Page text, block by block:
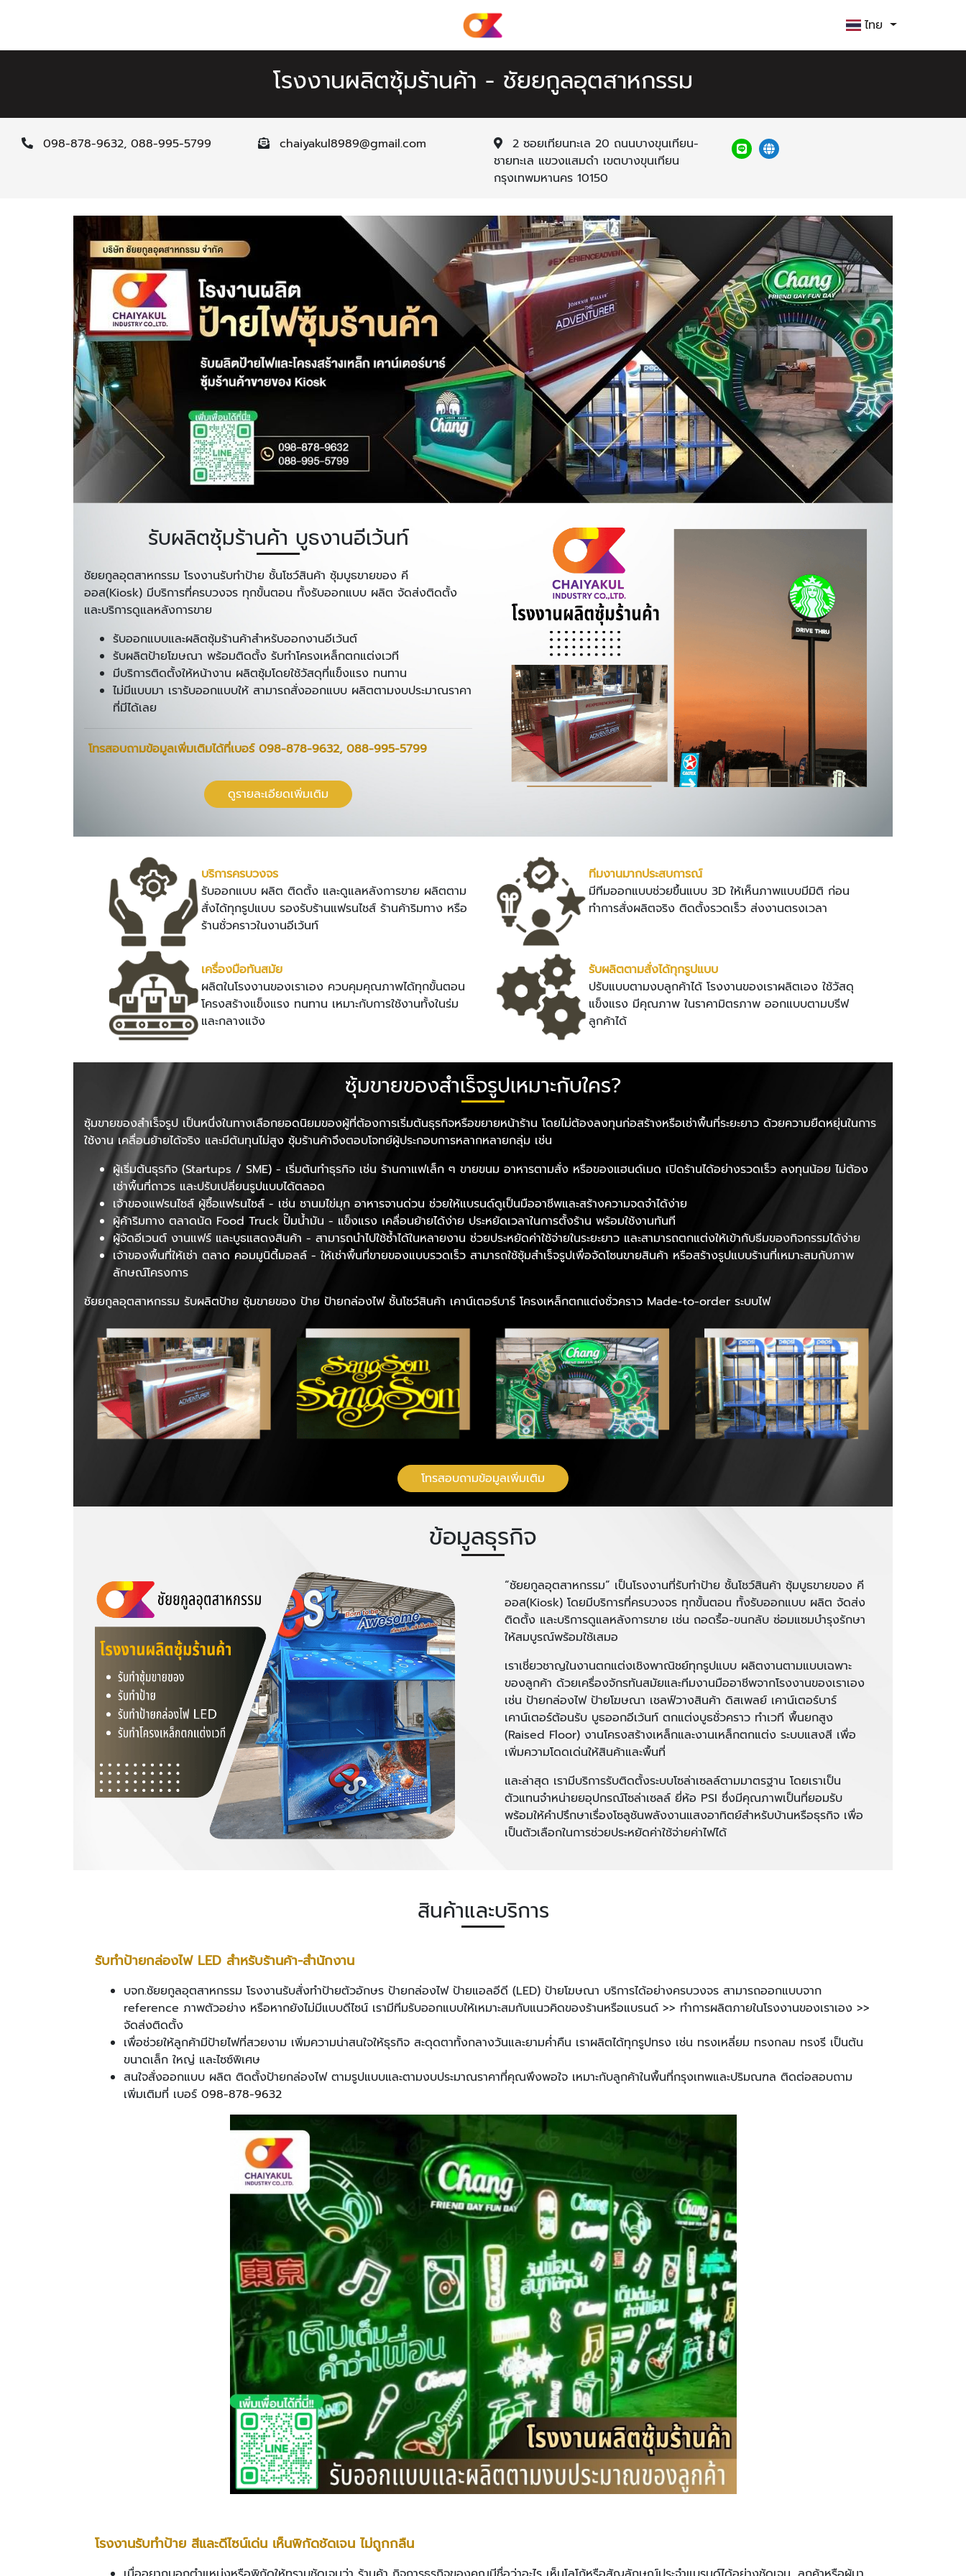
ไทย
โรงงานผลิตซุ้มร้านค้า - ชัยยกูลอุตสาหกรรม
098-878-9632, 088-995-5799 chaiyakul8989@gmail.com
2 ซอยเทียนทะเล 20 ถนนบางขุนเทียน-
ชายทะเล แขวงแสมดำ เขตบางขุนเทียน
กรุงเทพมหานคร 10150
รับผลิตซุ้มร้านค้า บูธงานอีเว้นท์
ชัยยกูลอุตสาหกรรม โรงงานรับทำป้าย ชั้นโชว์สินค้า ซุ้มบูธขายของ คี
ออส(Kiosk) มีบริการที่ครบวงจร ทุกขั้นตอน ทั้งรับออกแบบ ผลิต จัดส่งติดตั้ง
และบริการดูแลหลังการขาย
รับออกแบบและผลิตซุ้มร้านค้าสำหรับออกงานอีเว้นต์
รับผลิตป้ายโฆษณา พร้อมติดตั้ง รับทำโครงเหล็กตกแต่งเวที
มีบริการติดตั้งให้หน้างาน ผลิตซุ้มโดยใช้วัสดุที่แข็งแรง ทนทาน
ไม่มีแบบมา เรารับออกแบบให้ สามารถสั่งออกแบบ ผลิตตามงบประมาณราคา
ที่มีได้เลย
โทรสอบถามข้อมูลเพิ่มเติมได้ที่เบอร์ 098-878-9632, 088-995-5799
ดูรายละเอียดเพิ่มเติม
บริการครบวงจร
รับออกแบบ ผลิต ติดตั้ง และดูแลหลังการขาย ผลิตตาม
สั่งได้ทุกรูปแบบ รองรับร้านแฟรนไชส์ ร้านค้าริมทาง หรือ
ร้านชั่วคราวในงานอีเว้นท์
ทีมงานมากประสบการณ์
มีทีมออกแบบช่วยขึ้นแบบ 3D ให้เห็นภาพแบบมีมิติ ก่อน
ทำการสั่งผลิตจริง ติดตั้งรวดเร็ว ส่งงานตรงเวลา
เครื่องมือทันสมัย
ผลิตในโรงงานของเราเอง ควบคุมคุณภาพได้ทุกขั้นตอน
โครงสร้างแข็งแรง ทนทาน เหมาะกับการใช้งานทั้งในร่ม
และกลางแจ้ง
รับผลิตตามสั่งได้ทุกรูปแบบ
ปรับแบบตามงบลูกค้าได้ โรงงานของเราผลิตเอง ใช้วัสดุ
แข็งแรง มีคุณภาพ ในราคามิตรภาพ ออกแบบตามบรีฟ
ลูกค้าได้
ซุ้มขายของสำเร็จรูปเหมาะกับใคร?
ซุ้มขายของสำเร็จรูป เป็นหนึ่งในทางเลือกยอดนิยมของผู้ที่ต้องการเริ่มต้นธุรกิจหรือขยายหน้าร้าน โดยไม่ต้องลงทุนก่อสร้างหรือเช่าพื้นที่ระยะยาว ด้วยความยืดหยุ่นในการ
ใช้งาน เคลื่อนย้ายได้จริง และมีต้นทุนไม่สูง ซุ้มร้านค้าจึงตอบโจทย์ผู้ประกอบการหลากหลายกลุ่ม เช่น
ผู้เริ่มต้นธุรกิจ (Startups / SME) - เริ่มต้นทำธุรกิจ เช่น ร้านกาแฟเล็ก ๆ ขายขนม อาหารตามสั่ง หรือของแฮนด์เมด เปิดร้านได้อย่างรวดเร็ว ลงทุนน้อย ไม่ต้อง
เช่าพื้นที่ถาวร และปรับเปลี่ยนรูปแบบได้ตลอด
เจ้าของแฟรนไชส์ ผู้ซื้อแฟรนไชส์ - เช่น ชานมไข่มุก อาหารจานด่วน ช่วยให้แบรนด์ดูเป็นมืออาชีพและสร้างความจดจำได้ง่าย
ผู้ค้าริมทาง ตลาดนัด Food Truck ปั๊มน้ำมัน - แข็งแรง เคลื่อนย้ายได้ง่าย ประหยัดเวลาในการตั้งร้าน พร้อมใช้งานทันที
ผู้จัดอีเวนต์ งานแฟร์ และบูธแสดงสินค้า - สามารถนำไปใช้ซ้ำได้ในหลายงาน ช่วยประหยัดค่าใช้จ่ายในระยะยาว และสามารถตกแต่งให้เข้ากับธีมของกิจกรรมได้ง่าย
เจ้าของพื้นที่ให้เช่า ตลาด คอมมูนิตี้มอลล์ - ให้เช่าพื้นที่ขายของแบบรวดเร็ว สามารถใช้ซุ้มสำเร็จรูปเพื่อจัดโซนขายสินค้า หรือสร้างรูปแบบร้านที่เหมาะสมกับภาพ
ลักษณ์โครงการ
ชัยยกูลอุตสาหกรรม รับผลิตป้าย ซุ้มขายของ ป้าย ป้ายกล่องไฟ ชั้นโชว์สินค้า เคาน์เตอร์บาร์ โครงเหล็กตกแต่งชั่วคราว Made-to-order ระบบไฟ
โทรสอบถามข้อมูลเพิ่มเติม
ข้อมูลธุรกิจ
“ชัยยกูลอุตสาหกรรม” เป็นโรงงานที่รับทำป้าย ชั้นโชว์สินค้า ซุ้มบูธขายของ คี
ออส(Kiosk) โดยมีบริการที่ครบวงจร ทุกขั้นตอน ทั้งรับออกแบบ ผลิต จัดส่ง
ติดตั้ง และบริการดูแลหลังการขาย เช่น ถอดรื้อ-ขนกลับ ซ่อมแซมบำรุงรักษา
ให้สมบูรณ์พร้อมใช้เสมอ
เราเชี่ยวชาญในงานตกแต่งเชิงพาณิชย์ทุกรูปแบบ ผลิตงานตามแบบเฉพาะ
ของลูกค้า ด้วยเครื่องจักรทันสมัยและทีมงานมืออาชีพจากโรงงานของเราเอง
เช่น ป้ายกล่องไฟ ป้ายโฆษณา เชลฟ์วางสินค้า ดิสเพลย์ เคาน์เตอร์บาร์
เคาน์เตอร์ต้อนรับ บูธออกอีเว้นท์ ตกแต่งบูธชั่วคราว ทำเวที พื้นยกสูง
(Raised Floor) งานโครงสร้างเหล็กและงานเหล็กตกแต่ง ระบบแสงสี เพื่อ
เพิ่มความโดดเด่นให้สินค้าและพื้นที่
และล่าสุด เรามีบริการรับติดตั้งระบบโซล่าเซลล์ตามมาตรฐาน โดยเราเป็น
ตัวแทนจำหน่ายยอุปกรณ์โซล่าเซลล์ ยี่ห้อ PSI ซึ่งมีคุณภาพเป็นที่ยอมรับ
พร้อมให้คำปรึกษาเรื่องโซลูชันพลังงานแสงอาทิตย์สำหรับบ้านหรือธุรกิจ เพื่อ
เป็นตัวเลือกในการช่วยประหยัดค่าใช้จ่ายค่าไฟได้
สินค้าและบริการ
รับทำป้ายกล่องไฟ LED สำหรับร้านค้า-สำนักงาน
บจก.ชัยยกูลอุตสาหกรรม โรงงานรับสั่งทำป้ายตัวอักษร ป้ายกล่องไฟ ป้ายแอลอีดี (LED) ป้ายโฆษณา บริการได้อย่างครบวงจร สามารถออกแบบจาก
reference ภาพตัวอย่าง หรือหากยังไม่มีแบบดีไซน์ เรามีทีมรับออกแบบให้เหมาะสมกับแนวคิดของร้านหรือแบรนด์ >> ทำการผลิตภายในโรงงานของเราเอง >>
จัดส่งติดตั้ง
เพื่อช่วยให้ลูกค้ามีป้ายไฟที่สวยงาม เพิ่มความน่าสนใจให้ธุรกิจ สะดุดตาทั้งกลางวันและยามค่ำคืน เราผลิตได้ทุกรูปทรง เช่น ทรงเหลี่ยม ทรงกลม ทรงรี เป็นต้น
ขนาดเล็ก ใหญ่ และไซซ์พิเศษ
สนใจสั่งออกแบบ ผลิต ติดตั้งป้ายกล่องไฟ ตามรูปแบบและตามงบประมาณราคาที่คุณพึงพอใจ เหมาะกับลูกค้าในพื้นที่กรุงเทพและปริมณฑล ติดต่อสอบถาม
เพิ่มเติมที่ เบอร์ 098-878-9632
โรงงานรับทำป้าย สีและดีไซน์เด่น เห็นพิกัดชัดเจน ไม่ถูกกลืน